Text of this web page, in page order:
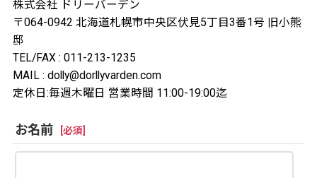
株式会社 ドリーバーデン
〒064-0942 北海道札幌市中央区伏見5丁目3番1号 旧小熊
邸
TEL/FAX : 011-213-1235
MAIL : dolly@dorllyvarden.com
定休日:毎週木曜日 営業時間 11:00-19:00迄
お名前 必須